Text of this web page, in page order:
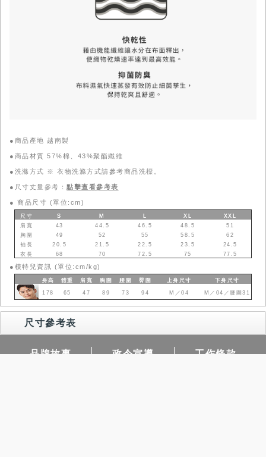
●商品產地 越南製
●商品材質 57%棉、43%聚酯纖維
●洗滌方式 ※ 衣物洗滌方式請參考商品洗標。
●尺寸丈量參考： 點擊查看參考表
● 商品尺寸 (單位:cm)
尺寸 S M L XL
XXL
肩寬
43 44.5 46.5 48.5
51
胸圍
49 52 55 58.5
62
袖長
20.5 21.5 22.5 23.5
24.5
衣長
68 70 72.5 75 77.5
● 模特兒資訊 (單位:cm/kg)
身高 體重 肩寬 胸圍 腰圍 臀圍 上身 尺寸 下身 尺寸
178 65 47 89 73 94 M／04 M／04／腰圍31
尺寸參考表
品牌故事 政令宣導 工作條款